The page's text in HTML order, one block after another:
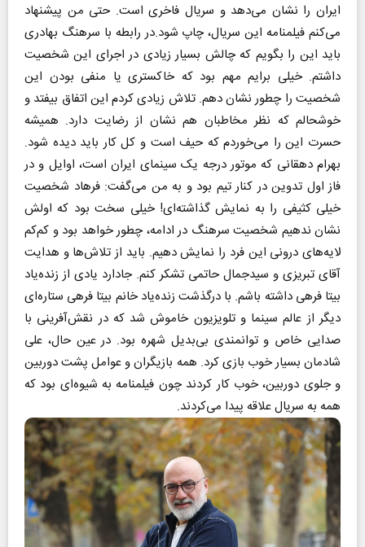
ایران را نشان می‌دهد و سریال فاخری است. حتی من پیشنهاد
می‌کنم فیلمنامه این سریال، چاپ شود.در رابطه با سرهنگ بهادری
باید این را بگویم که چالش بسیار زیادی در اجرای این شخصیت
داشتم. خیلی برایم مهم بود که خاکستری یا منفی بودن این
شخصیت را چطور نشان دهم. تلاش زیادی کردم این اتفاق بیفتد و
خوشحالم که نظر مخاطبان هم نشان از رضایت دارد. همیشه
حسرت این را می‌خوردم که حیف است و کل کار باید دیده شود.
بهرام دهقانی که موتور درجه یک سینمای ایران است، اوایل و در
فاز اول تدوین در کنار تیم بود و به من می‌گفت: فرهاد شخصیت
خیلی کثیفی را به نمایش گذاشته‌ای! خیلی سخت بود که اولش
نشان ندهیم شخصیت سرهنگ در ادامه، چطور خواهد بود و کم‌کم
لایه‌های درونی این فرد را نمایش دهیم. باید از تلاش‌ها و هدایت
آقای تبریزی و سیدجمال حاتمی تشکر کنم. جادارد یادی از زنده‌یاد
بیتا فرهی داشته باشم. با درگذشت زنده‌یاد خانم بیتا فرهی ستاره‌ای
دیگر از عالم سینما و تلویزیون خاموش شد که در نقش‌آفرینی با
صدایی خاص و توانمندی بی‌بدیل شهره بود. در عین حال، علی
شادمان بسیار خوب بازی کرد. همه بازیگران و عوامل پشت دوربین
و جلوی دوربین، خوب کار کردند چون فیلمنامه به شیوه‌ای بود که
همه به سریال علاقه پیدا می‌کردند.